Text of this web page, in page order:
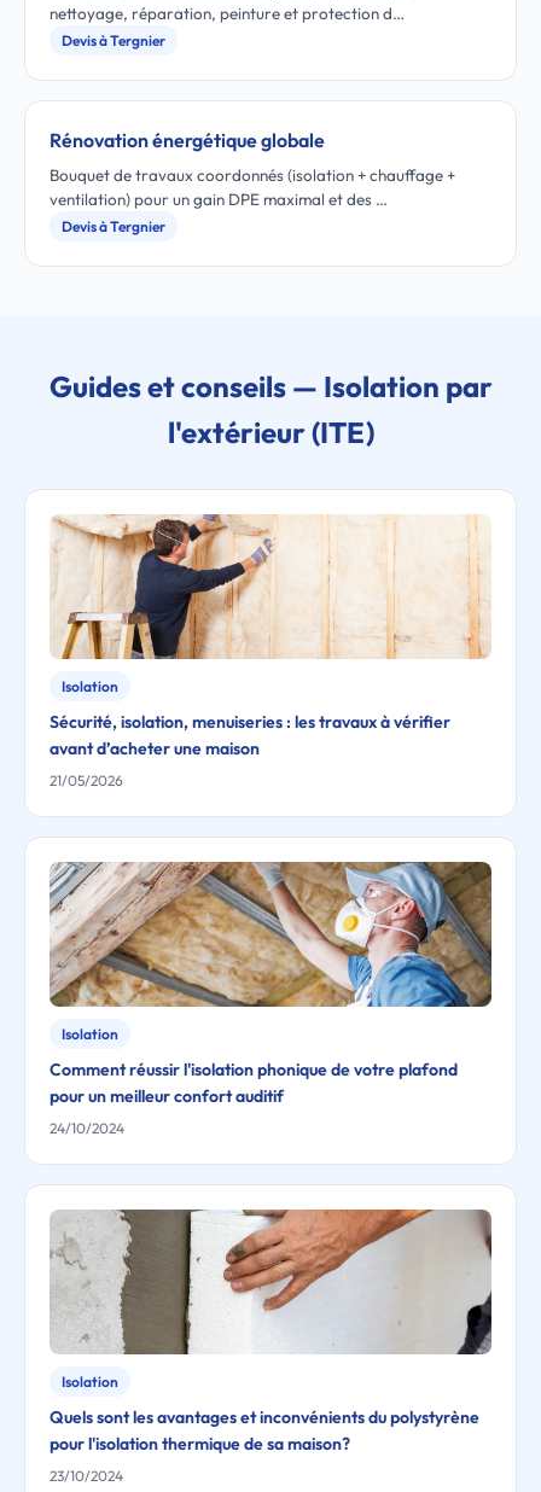
nettoyage, réparation, peinture et protection d…
Devis à Tergnier
Rénovation énergétique globale
Bouquet de travaux coordonnés (isolation + chauffage +
ventilation) pour un gain DPE maximal et des …
Devis à Tergnier
Guides et conseils — Isolation par
l'extérieur (ITE)
Isolation
Sécurité, isolation, menuiseries : les travaux à vérifier
avant d’acheter une maison
21/05/2026
Isolation
Comment réussir l'isolation phonique de votre plafond
pour un meilleur confort auditif
24/10/2024
Isolation
Quels sont les avantages et inconvénients du polystyrène
pour l'isolation thermique de sa maison?
23/10/2024